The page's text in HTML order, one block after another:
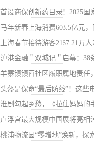
首设商保创新药目录！2025国
马年新春上海消费603.5亿元，
上海春节接待游客2167.21万人
沪港金融＂双城记＂启幕：38
羊寨镇镇西社区履职属地责任
头盔是保命“最后防线”！这些
淮剧勾起乡愁，《拉住妈妈的
卢浮宫最大规模中国展将亮相
桃浦物流园“零增地”焕新，探